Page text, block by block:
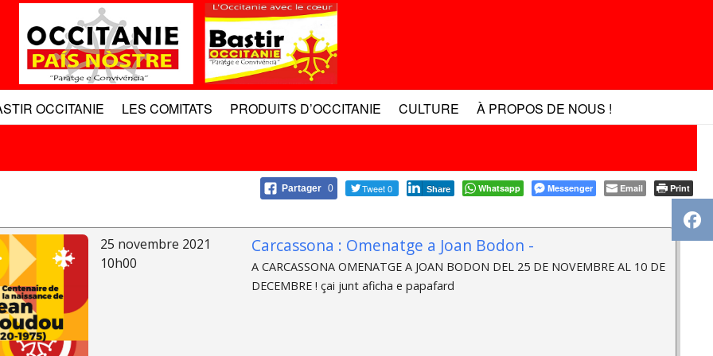
OCCITANIE LES COMITATS PRODUITS D’OCCITANIE CULTURE À PROPOS DE NOUS !
Partager 0 Tweet 0 Share Whatsapp Messenger Email Print
25 novembre 2021
10h00
Carcassona : Omenatge a Joan Bodon -
A CARCASSONA OMENATGE A JOAN BODON DEL 25 DE NOVEMBRE AL 10 DE
DECEMBRE ! çai junt aficha e papafard